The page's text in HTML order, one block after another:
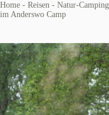
Home - Reisen - Natur-
im Anderswo Camp